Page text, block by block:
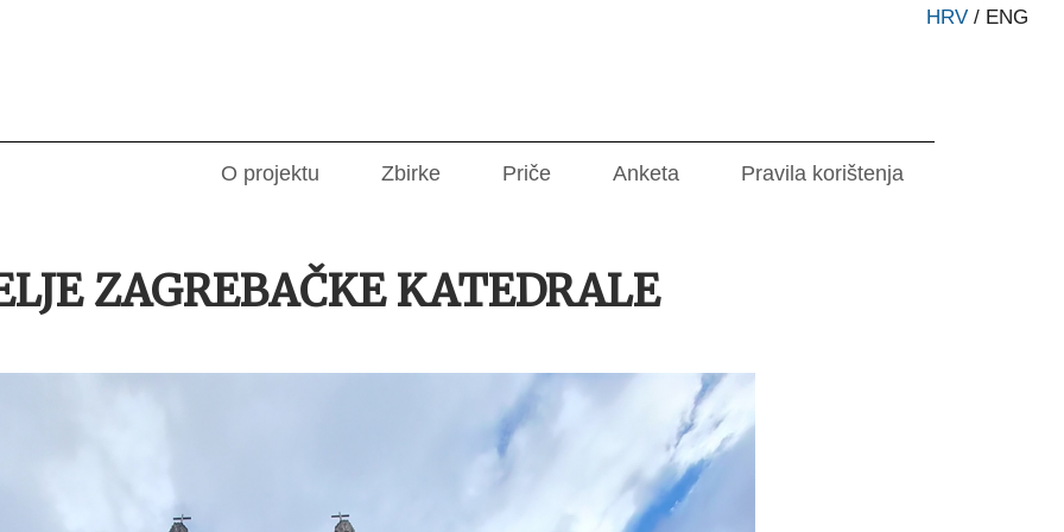
HRV / ENG
O projektu Zbirke Priče Anketa Pravila korištenja
ZAGREBAČKE KATEDRALE